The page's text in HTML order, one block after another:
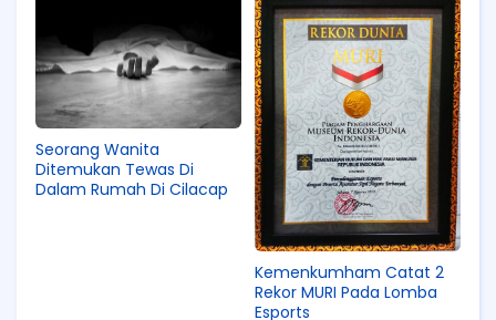
Seorang Wanita
Ditemukan Tewas Di
Dalam Rumah Di Cilacap
Kemenkumham Catat 2
Rekor MURI Pada Lomba
Esports